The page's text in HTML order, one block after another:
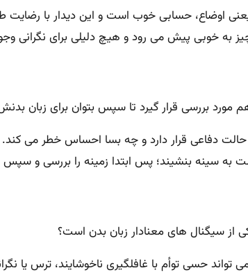
اوضاع، حسابی خوب است و این دیدار با
به خوبی پیش می رود و هیچ دلیلی برای نگرانی
بررسی قرار گیرد تا سپس بتوان برای زبان
دفاعی قرار دارد و چه بسا احساس خطر می کند.
بنشیند؛ پس ابتدا زمینه را بررسی و سپس
از سیگنال های معنادار زبان بدن است؟
حسی توأم با غافلگیری ناخوشایند، ترس یا